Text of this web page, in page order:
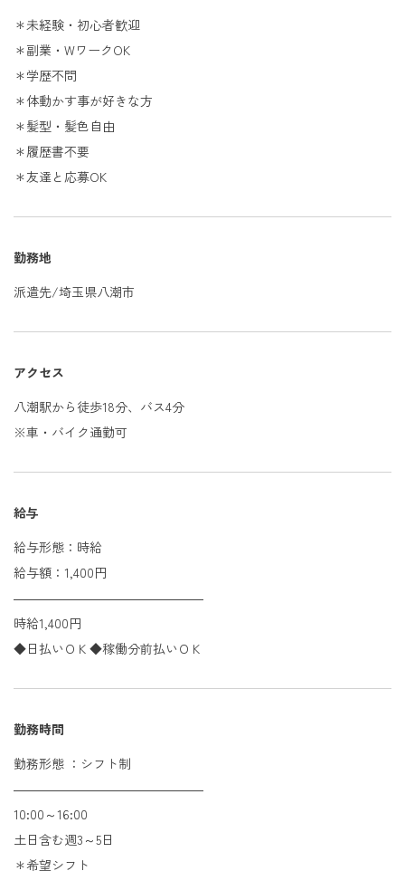
＊未経験・初心者歓迎
＊副業・WワークOK
＊学歴不問
＊体動かす事が好きな方
＊髪型・髪色自由
＊履歴書不要
＊友達と応募OK
勤務地
派遣先/埼玉県八潮市
アクセス
八潮駅から徒歩18分、バス4分
※車・バイク通勤可
給与
給与形態：時給
給与額：1,400円
―――――――――――――――
時給1,400円
◆日払いＯＫ◆稼働分前払いＯＫ
勤務時間
勤務形態 ：シフト制
―――――――――――――――
10:00～16:00
土日含む週3～5日
＊希望シフト